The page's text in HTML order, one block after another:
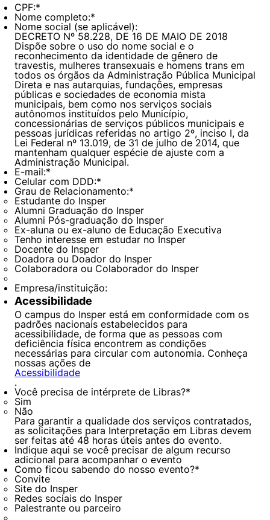
CPF:*
Nome completo:*
Nome social (se aplicável):
DECRETO Nº 58.228, DE 16 DE MAIO DE 2018
Dispõe sobre o uso do nome social e o
reconhecimento da identidade de gênero de
travestis, mulheres transexuais e homens trans em
todos os órgãos da Administração Pública Municipal
Direta e nas autarquias, fundações, empresas
públicas e sociedades de economia mista
municipais, bem como nos serviços sociais
autônomos instituídos pelo Município,
concessionárias de serviços públicos municipais e
pessoas jurídicas referidas no artigo 2º, inciso I, da
Lei Federal nº 13.019, de 31 de julho de 2014, que
mantenham qualquer espécie de ajuste com a
Administração Municipal.
E-mail:*
Celular com DDD:*
Grau de Relacionamento:*
Estudante do Insper
Alumni Graduação do Insper
Alumni Pós-graduação do Insper
Ex-aluna ou ex-aluno de Educação Executiva
Tenho interesse em estudar no Insper
Docente do Insper
Doadora ou Doador do Insper
Colaboradora ou Colaborador do Insper
Empresa/instituição:
Acessibilidade
O campus do Insper está em conformidade com os
padrões nacionais estabelecidos para
acessibilidade, de forma que as pessoas com
deficiência física encontrem as condições
necessárias para circular com autonomia. Conheça
nossas ações de
Acessibilidade
.
Você precisa de intérprete de Libras?*
Sim
Não
Para garantir a qualidade dos serviços contratados,
as solicitações para Interpretação em Libras devem
ser feitas até 48 horas úteis antes do evento.
Indique aqui se você precisar de algum recurso
adicional para acompanhar o evento
Como ficou sabendo do nosso evento?*
Convite
Site do Insper
Redes sociais do Insper
Palestrante ou parceiro
Cookies estritamente necessários
Cookies de preferências de usuário